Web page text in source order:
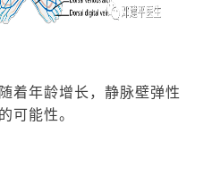
着年龄增长，静脉壁弹性
可能性。